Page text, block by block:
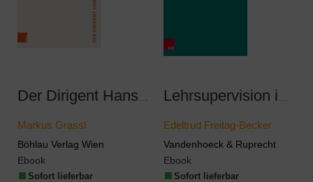
Markus Grassl
Böhlau Verlag Wien
Ebook
Sofort lieferbar
Edeltrud Freitag-Becker
Vandenhoeck & Ruprecht
Ebook
Sofort lieferbar